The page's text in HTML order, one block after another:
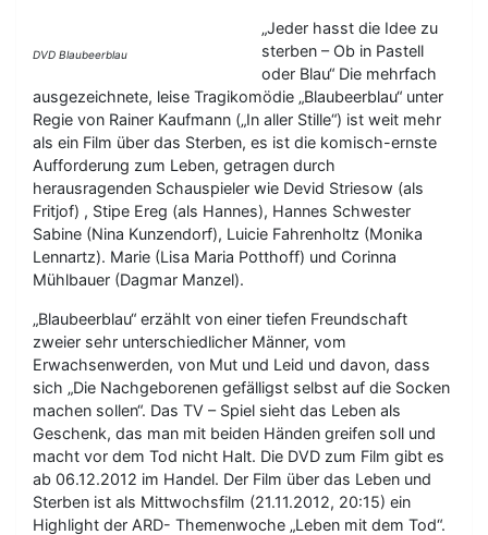
DVD Blaubeerblau
„Jeder hasst die Idee zu
sterben – Ob in Pastell
oder Blau“ Die mehrfach
ausgezeichnete, leise Tragikomödie „Blaubeerblau“ unter
Regie von Rainer Kaufmann („In aller Stille“) ist weit mehr
als ein Film über das Sterben, es ist die komisch-ernste
Aufforderung zum Leben, getragen durch
herausragenden Schauspieler wie Devid Striesow (als
Fritjof) , Stipe Ereg (als Hannes), Hannes Schwester
Sabine (Nina Kunzendorf), Luicie Fahrenholtz (Monika
Lennartz). Marie (Lisa Maria Potthoff) und Corinna
Mühlbauer (Dagmar Manzel).
„Blaubeerblau“ erzählt von einer tiefen Freundschaft
zweier sehr unterschiedlicher Männer, vom
Erwachsenwerden, von Mut und Leid und davon, dass
sich „Die Nachgeborenen gefälligst selbst auf die Socken
machen sollen“. Das TV – Spiel sieht das Leben als
Geschenk, das man mit beiden Händen greifen soll und
macht vor dem Tod nicht Halt. Die DVD zum Film gibt es
ab 06.12.2012 im Handel. Der Film über das Leben und
Sterben ist als Mittwochsfilm (21.11.2012, 20:15) ein
Highlight der ARD- Themenwoche „Leben mit dem Tod“.